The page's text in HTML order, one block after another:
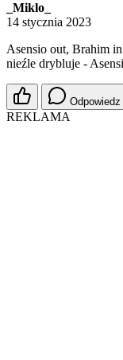
_Miklo_
14 stycznia 2023
Asensio out, Brahim
nieźle drybluje -
Odpowiedz
REKLAMA